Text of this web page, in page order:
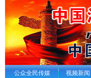
公众全民传媒 视频新闻